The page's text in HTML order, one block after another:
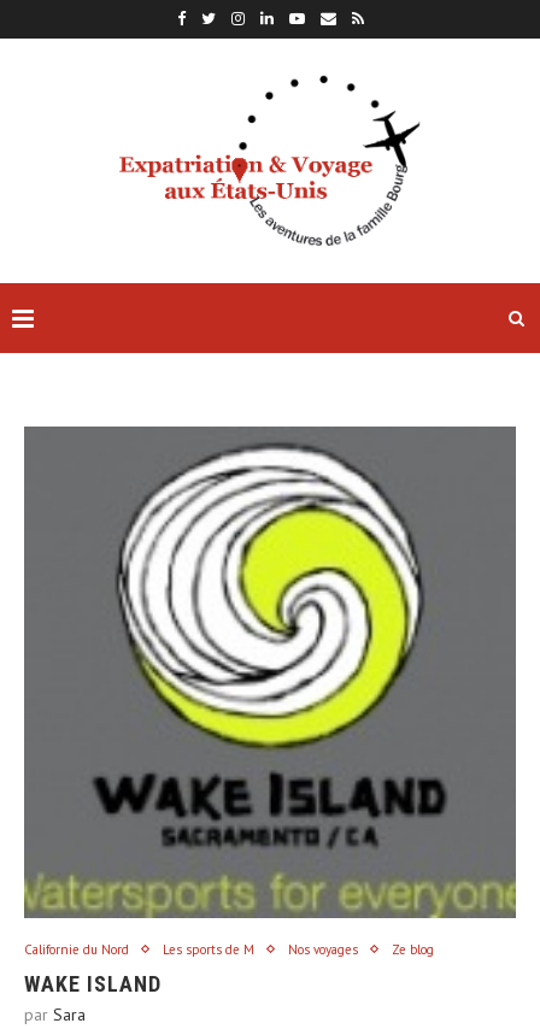
Californie du Nord Les sports de M Nos voyages Ze blog
WAKE ISLAND
par Sara